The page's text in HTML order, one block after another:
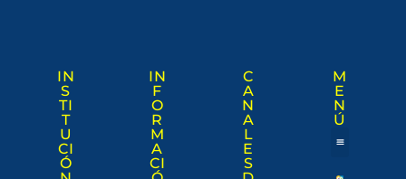
IN
S
TI
T
U
CI
Ó
IN
F
O
R
M
A
CI
C
A
N
A
L
E
S
M
E
N
Ú